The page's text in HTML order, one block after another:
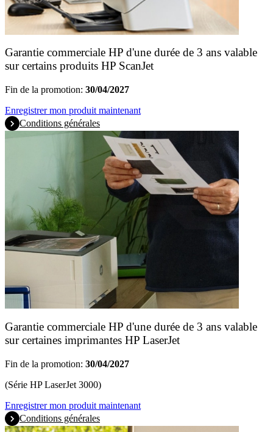
Garantie commerciale HP d'une durée de 3 ans valable
sur certains produits HP ScanJet
Fin de la promotion: 30/04/2027
Enregistrer mon produit maintenant
Conditions générales
Garantie commerciale HP d'une durée de 3 ans valable
sur certaines imprimantes HP LaserJet
Fin de la promotion: 30/04/2027
(Série HP LaserJet 3000)
Enregistrer mon produit maintenant
Conditions générales